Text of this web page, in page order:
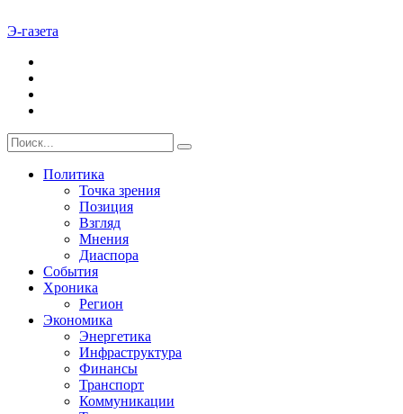
Э-газета
Политика
Точка зрения
Позиция
Взгляд
Мнения
Диаспора
События
Хроника
Регион
Экономика
Энергетика
Инфраструктура
Финансы
Транспорт
Коммуникации